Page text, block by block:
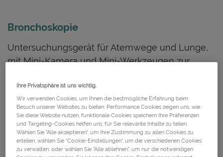
Bronchoskopie
Untersuchungsgerät für Atemwege und Lunge,
mit Mini-Kamera und Mini-Werkzeugen zur
C
Chemotherapie
Ihre Privatsphäre ist uns wichtig.
Wir verwenden Cookies, um Ihnen die bestmögliche Erfahrung beim
Besuch unserer Websites zu bieten: Performance Cookies zeigen uns, wie
Sie diese Website nutzen, funktionale Cookies speichern Ihre Präferenzen
und Targeting-Cookies helfen uns, für Sie relevante Inhalte zu teilen.
Wählen Sie "Alle akzeptieren", um Ihre Zustimmung zu allen Cookies zu
erteilen, wählen Sie "Cookie-Einstellungen", um die verschiedenen Cookies
zu verwalten, oder wählen Sie "Alle ablehnen", um nur die notwendigen